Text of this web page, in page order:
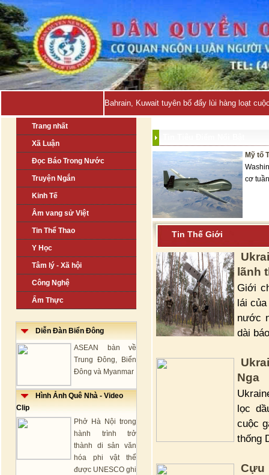
Bahrain, Kuwait tuyên bố đẩy lùi hàng loạt
Trang nhất
Xã Luận
Đọc Báo Trong Nước
Truyện Ngắn
Kinh Tế
Âm vang sử Việt
Tin Thể Thao
Y Học
Tâm lý - Xã hội
Công Nghệ
Ẩm Thực
Diễn Đàn Biển Đông
ASEAN bàn về
Trung Đông, Biển
Đông và Myanmar
Hình Ảnh Quê Nhà - Video
Clip
Phở Hà Nội trong
hành trình trở
thành di sản văn
hóa phi vật thể
được UNESCO ghi
Mỹ tố
cơ
Tin Thế Giới
lãnh
Giới
lái
nước
dài
Nga
lọc
cuộc
thống
Cựu